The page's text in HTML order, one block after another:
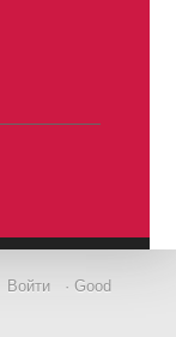
Войти · Good